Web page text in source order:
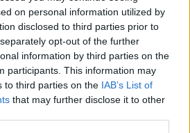
on personal information utilized by
disclosed to third parties prior to
opt-out of the further
information by third parties on the
participants. This information may
to third parties on the IAB’s List of
that may further disclose it to other
за 25-годишнината од
АКЦИЈА ОД ТУРЦИЈА -
државјанин со
повреда на `рбетот
на КАРИЛ
ПОСЛЕДНИ 7 ДЕНА